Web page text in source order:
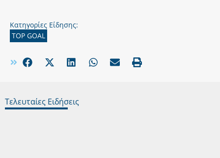
Κατηγορίες Είδησης:
TOP GOAL
Τελευταίες Ειδήσεις